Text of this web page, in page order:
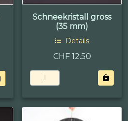
Schneekristall gross
(35 mm)
Details
CHF 12.50